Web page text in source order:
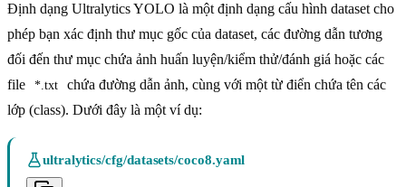
Định dạng Ultralytics YOLO là một định dạng cấu hình dataset cho
phép bạn xác định thư mục gốc của dataset, các đường dẫn tương
đối đến thư mục chứa ảnh huấn luyện/kiểm thử/đánh giá hoặc các
file
*.txt
chứa đường dẫn ảnh, cùng với một từ điển chứa tên các
lớp (class). Dưới đây là một ví dụ:
ultralytics/cfg/datasets/coco8.yaml